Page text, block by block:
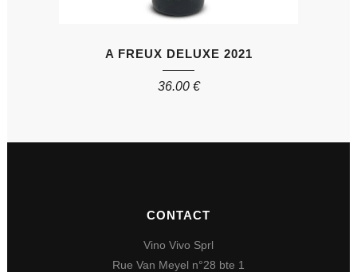
A FREUX DELUXE 2021
36.00 €
CONTACT
Vino Vivo Sprl
Rue Van Meyel n°28 bte 1